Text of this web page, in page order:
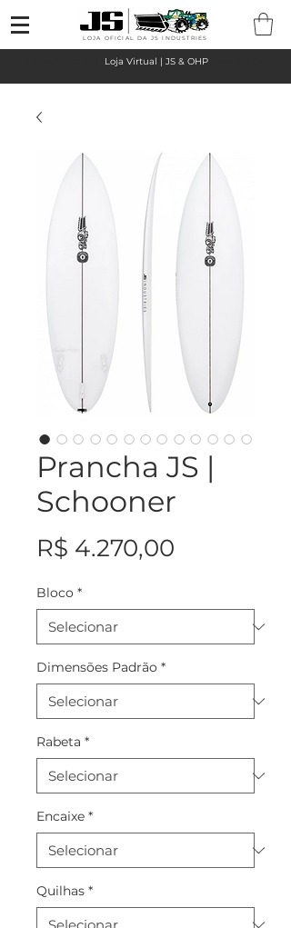
LOJA OFICIAL DA JS INDUSTRIES
Loja Virtual | JS & OHP
Prancha JS |
Schooner
R$ 4.270,00
Bloco *
Dimensões Padrão *
Rabeta *
Encaixe *
Quilhas *